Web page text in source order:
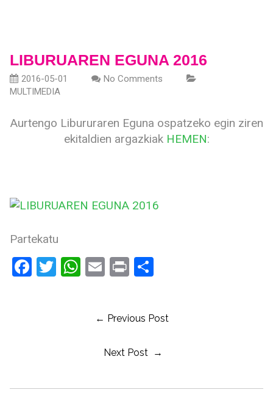
LIBURUAREN EGUNA 2016
2016-05-01
No Comments
MULTIMEDIA
Aurtengo Libururaren Eguna ospatzeko egin ziren
ekitaldien argazkiak HEMEN:
Partekatu
Facebook
Twitter
WhatsApp
Email
PrintShare
← Previous Post
Next Post →